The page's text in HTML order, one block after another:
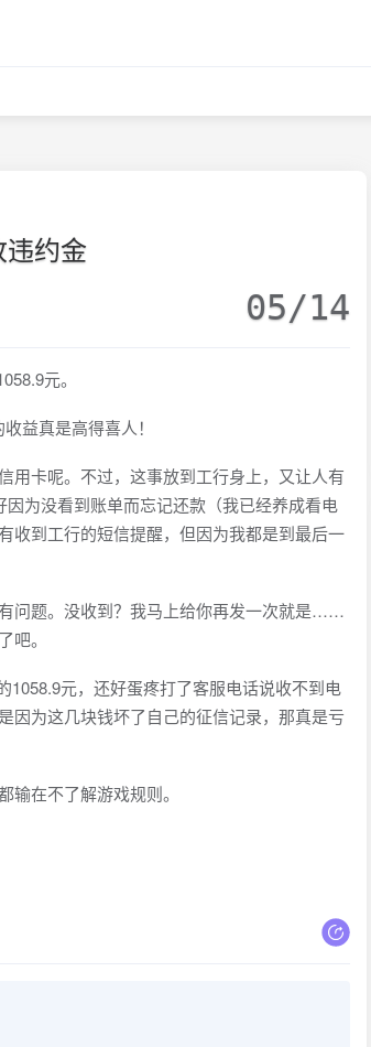
约金
05/14
元。
益真是高得喜人！
卡呢。不过，这事放到工行身上，又让人有
为没看到账单而忘记还款（我已经养成看电
收到工行的短信提醒，但因为我都是到最后一
问题。没收到？我马上给你再发一次就是……
。
元，还好蛋疼打了客服电话说收不到电
因为这几块钱坏了自己的征信记录，那真是亏
在不了解游戏规则。